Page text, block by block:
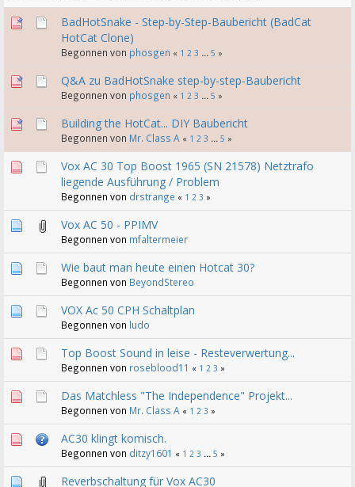
BadHotSnake - Step-by-Step-Baubericht (BadCat
HotCat Clone)
Begonnen von phosgen « 1 2 3 ... 5 »
Q&A zu BadHotSnake step-by-step-Baubericht
Begonnen von phosgen « 1 2 3 ... 5 »
Building the HotCat... DIY Baubericht
Begonnen von Mr. Class A « 1 2 3 ... 5 »
Vox AC 30 Top Boost 1965 (SN 21578) Netztrafo
liegende Ausführung / Problem
Begonnen von drstrange « 1 2 3 »
Vox AC 50 - PPIMV
Begonnen von mfaltermeier
Wie baut man heute einen Hotcat 30?
Begonnen von BeyondStereo
VOX Ac 50 CPH Schaltplan
Begonnen von ludo
Top Boost Sound in leise - Resteverwertung...
Begonnen von roseblood11 « 1 2 3 »
Das Matchless "The Independence" Projekt...
Begonnen von Mr. Class A « 1 2 3 »
AC30 klingt komisch.
Begonnen von ditzy1601 « 1 2 3 ... 5 »
Reverbschaltung für Vox AC30